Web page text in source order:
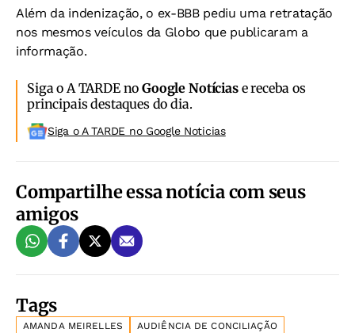
Além da indenização, o ex-BBB pediu uma retratação
nos mesmos veículos da Globo que publicaram a
informação.
Siga o A TARDE noGoogle Notíciase receba os
principais destaques do dia.
Siga o A TARDE no Google Noticias
Compartilhe essa notícia com seus
amigos
Tags
AMANDA MEIRELLES
AUDIÊNCIA DE CONCILIAÇÃO